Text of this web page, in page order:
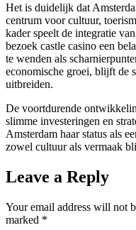
Het is duidelijk dat
centrum voor cultuur,
kader speelt de integratie
bezoek castle casino een
te wenden als
economische groei, blijft de
uitbreiden.
De voortdurende
slimme investeringen en
Amsterdam haar status als
zowel cultuur als vermaak
Leave a Reply
Your email address will not
marked *